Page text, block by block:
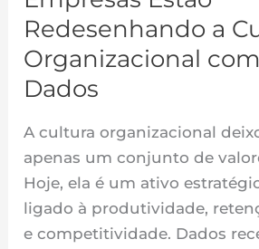
Redesenhando a
Organizacional
Dados
A cultura organizacional
apenas um conjunto de
Hoje, ela é um ativo
ligado à produtividade,
e competitividade. Dados
Cultura
Organizacional
com
Apoio
Dados